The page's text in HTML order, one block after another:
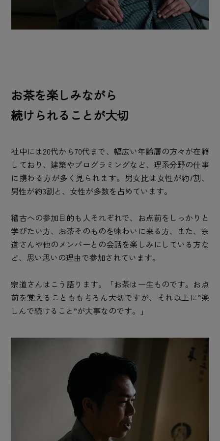
お茶を楽しみながら
続けられることが大切
社中には20代から70代まで、幅広い年齢層の方々が在籍
しており、建築やプログラミングなど、理系分野の仕事
に携わる方が多く見られます。男女比は女性が約7割、
男性が約3割と、女性が多数を占めています。
稽古への参加目的も人それぞれで、お点前をしっかりと
学びたい方、お茶そのものを味わいに来る方、また、宗
道さんや他のメンバーとの会話を楽しみにしている方な
ど、思い思いの理由で参加されています。
宗道さんはこう語ります。「お茶は一生ものです。お点
前を覚えることももちろん大切ですが、それ以上に“楽
しんで続けること”が大事なのです。」